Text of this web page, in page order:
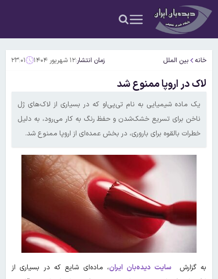
خانه بین الملل زمان انتشار:۱۲ شهریور ۱۴۰۴ ۲۳:۰۱
لاک در اروپا ممنوع شد
یک ماده شیمیایی به نام تی‌پی‌او که در بسیاری از لاک‌های ژل
ناخن برای تسریع خشک‌شدن و حفظ رنگ به کار می‌رود، به دلیل
خطرات بالقوه برای باروری، در بخش عمده‌ای از اروپا ممنوع شد.
به گزارشسایت دیده‌بان ایران، ماده‌ای شایع که در بسیاری از